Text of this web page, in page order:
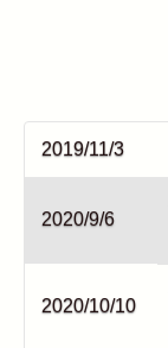
2019/11/3
2020/9/6
2020/10/10